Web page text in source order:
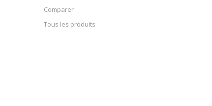
Comparer
Tous les produits